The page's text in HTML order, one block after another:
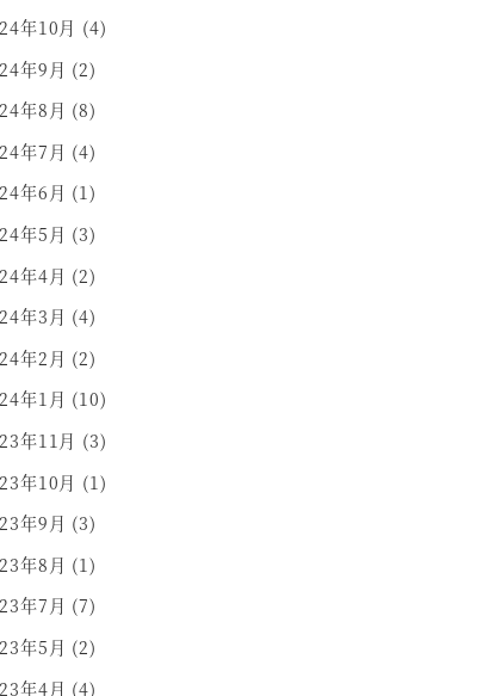
年10月 (4)
年9月 (2)
年8月 (8)
年7月 (4)
年6月 (1)
年5月 (3)
年4月 (2)
年3月 (4)
年2月 (2)
年1月 (10)
年11月 (3)
年10月 (1)
年9月 (3)
年8月 (1)
年7月 (7)
年5月 (2)
年4月 (4)